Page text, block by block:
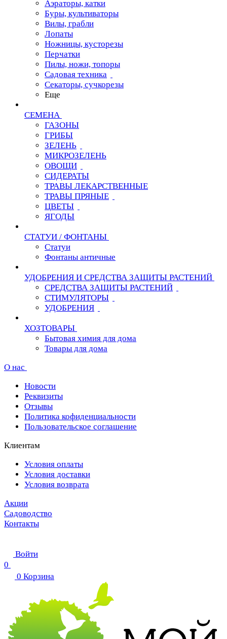
Аэраторы, катки
Буры, культиваторы
Вилы, грабли
Лопаты
Ножницы, кусторезы
Перчатки
Пилы, ножи, топоры
Садовая техника
Секаторы, сучкорезы
Еще
СЕМЕНА
ГАЗОНЫ
ГРИБЫ
ЗЕЛЕНЬ
МИКРОЗЕЛЕНЬ
ОВОЩИ
СИДЕРАТЫ
ТРАВЫ ЛЕКАРСТВЕННЫЕ
ТРАВЫ ПРЯНЫЕ
ЦВЕТЫ
ЯГОДЫ
СТАТУИ / ФОНТАНЫ
Статуи
Фонтаны античные
УДОБРЕНИЯ И СРЕДСТВА ЗАЩИТЫ РАСТЕНИЙ
СРЕДСТВА ЗАЩИТЫ РАСТЕНИЙ
СТИМУЛЯТОРЫ
УДОБРЕНИЯ
ХОЗТОВАРЫ
Бытовая химия для дома
Товары для дома
О нас
Новости
Реквизиты
Отзывы
Политика кофиденциальности
Пользовательское соглашение
Клиентам
Условия оплаты
Условия доставки
Условия возврата
Акции
Садоводство
Контакты
Войти
0
0 Корзина